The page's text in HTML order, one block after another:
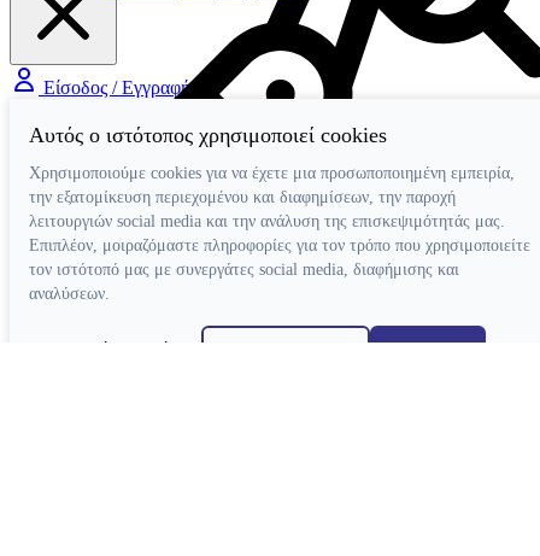
Είσοδος / Εγγραφή
Αυτός ο ιστότοπος χρησιμοποιεί cookies
Χρησιμοποιούμε cookies για να έχετε μια προσωποποιημένη εμπειρία,
την εξατομίκευση περιεχομένου και διαφημίσεων, την παροχή
λειτουργιών social media και την ανάλυση της επισκεψιμότητάς μας.
Επιπλέον, μοιραζόμαστε πληροφορίες για τον τρόπο που χρησιμοποιείτε
τον ιστότοπό μας με συνεργάτες social media, διαφήμισης και
αναλύσεων.
Απόρριψη όλων
Αποδοχή όλων